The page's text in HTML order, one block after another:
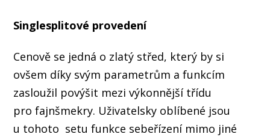
Singlesplitové provedení
Cenově se jedná o zlatý střed, který by si
ovšem díky svým parametrům a funkcím
zasloužil povýšit mezi výkonnější třídu
pro fajnšmekry. Uživatelsky oblíbené jsou
u tohoto setu funkce sebeřízení mimo jiné